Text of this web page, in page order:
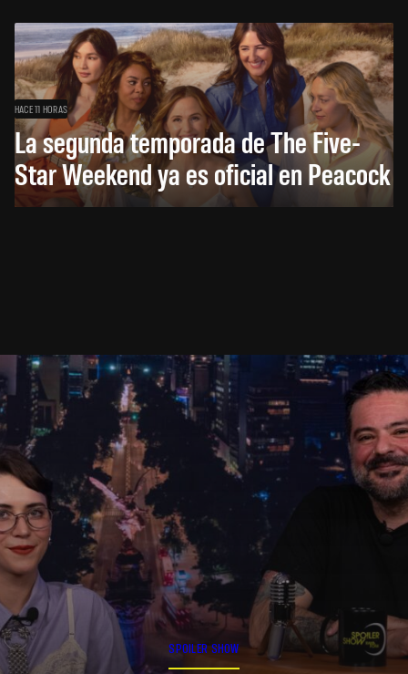
HACE 11 HORAS
La segunda temporada de The Five-
Star Weekend ya es oficial en Peacock
SPOILER SHOW